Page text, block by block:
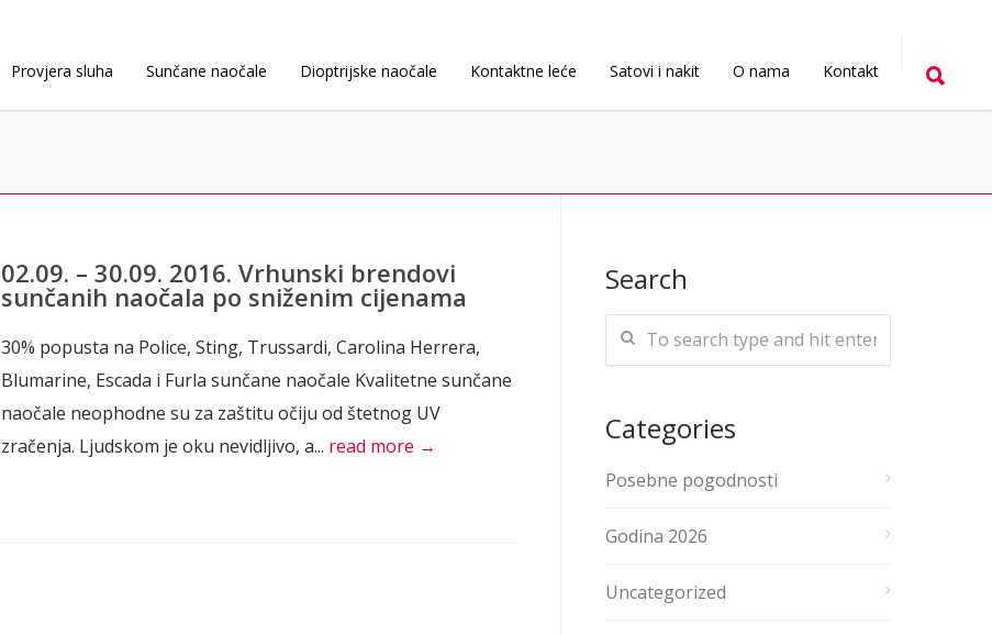
Provjera sluha Sunčane naočale Dioptrijske naočale Kontaktne leće Satovi i nakit O nama Kontakt
02.09. – 30.09. 2016. Vrhunski brendovi
sunčanih naočala po sniženim cijenama
30% popusta na Police, Sting, Trussardi, Carolina Herrera,
Blumarine, Escada i Furla sunčane naočale Kvalitetne sunčane
naočale neophodne su za zaštitu očiju od štetnog UV
zračenja. Ljudskom je oku nevidljivo, a... read more →
Search
Categories
Posebne pogodnosti
Godina 2026
Uncategorized